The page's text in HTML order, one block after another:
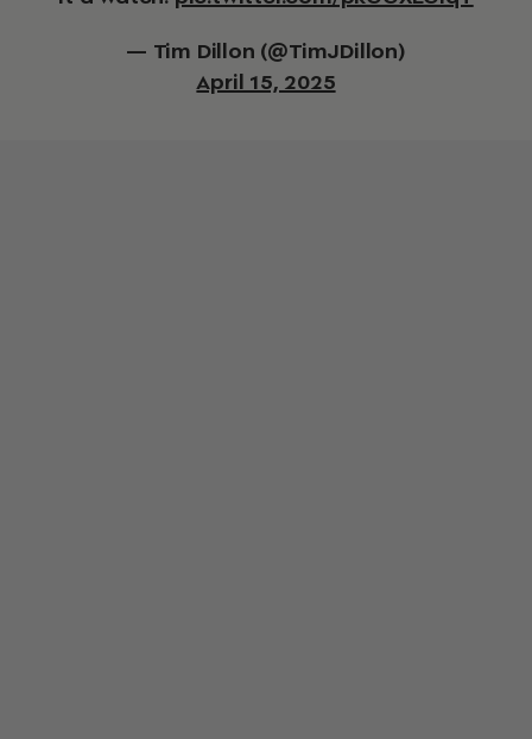
— Tim Dillon (@TimJDillon)
April 15, 2025